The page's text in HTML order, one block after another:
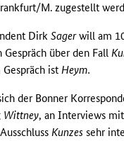
M. zugestellt
DirkSagerwill am
Gespräch über den Fall
istHeym.
der Bonner
Wittney, an Interviews
Kunzes sehr